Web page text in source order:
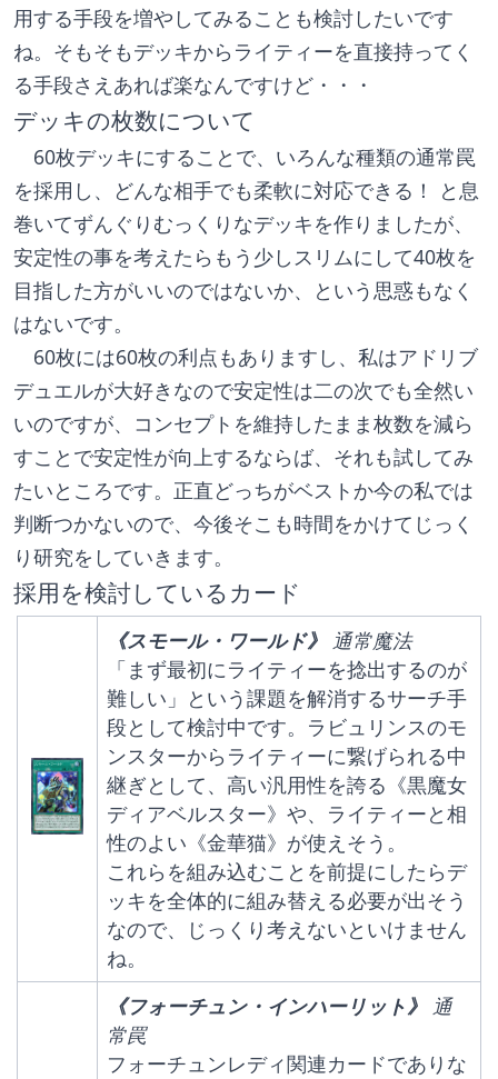
用する手段を増やしてみることも検討したいです
ね。そもそもデッキからライティーを直接持ってく
る手段さえあれば楽なんですけど・・・
デッキの枚数について
60枚デッキにすることで、いろんな種類の通常罠
を採用し、どんな相手でも柔軟に対応できる！ と息
巻いてずんぐりむっくりなデッキを作りましたが、
安定性の事を考えたらもう少しスリムにして40枚を
目指した方がいいのではないか、という思惑もなく
はないです。
60枚には60枚の利点もありますし、私はアドリブ
デュエルが大好きなので安定性は二の次でも全然い
いのですが、コンセプトを維持したまま枚数を減ら
すことで安定性が向上するならば、それも試してみ
たいところです。正直どっちがベストか今の私では
判断つかないので、今後そこも時間をかけてじっく
り研究をしていきます。
採用を検討しているカード
《スモール・ワールド》 通常魔法
「まず最初にライティーを捻出するのが
難しい」という課題を解消するサーチ手
段として検討中です。ラビュリンスのモ
ンスターからライティーに繋げられる中
継ぎとして、高い汎用性を誇る《黒魔女
ディアベルスター》や、ライティーと相
性のよい《金華猫》が使えそう。
これらを組み込むことを前提にしたらデ
ッキを全体的に組み替える必要が出そう
なので、じっくり考えないといけません
ね。
《フォーチュン・インハーリット》 通
常罠
フォーチュンレディ関連カードでありな